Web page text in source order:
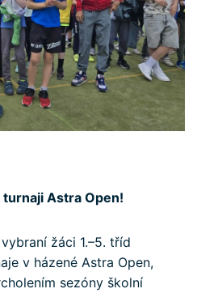
turnaji Astra Open!
žáci 1.–5. tříd
v házené Astra Open,
sezóny školní